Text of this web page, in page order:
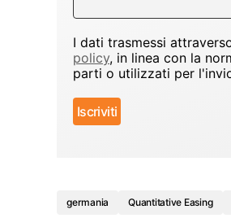
I dati trasmessi
policy, in linea con la
parti o utilizzati per
germania Quantitative Easing